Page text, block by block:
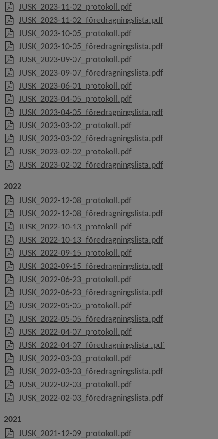
JUSK_2023-11-02_protokoll.pdf, 302.7 kB, öppnas i
JUSK_2023-11-02_föredragningslista.pdf, 113.3 kB,
JUSK_2023-10-05_protokoll.pdf, 256.5 kB, öppnas i
JUSK_2023-10-05_föredragningslista.pdf, 113.2 kB,
JUSK_2023-09-07_protokoll.pdf, 253.3 kB, öppnas i
JUSK_2023-09-07_föredragningslista.pdf, 108 kB,
JUSK_2023-06-01_protokoll.pdf, 190 kB, öppnas i nytt
JUSK_2023-04-05_protokoll.pdf, 233.9 kB, öppnas i
JUSK_2023-04-05_föredragningslista.pdf, 101 kB,
JUSK_2023-03-02_protokoll.pdf, 282.1 kB, öppnas i
JUSK_2023-03-02_föredragningslista.pdf, 105.5 kB,
JUSK_2023-02-02_protokoll.pdf, 242.2 kB, öppnas i
JUSK_2023-02-02_föredragningslista.pdf, 105.2 kB,
2022
JUSK_2022-12-08_protokoll.pdf, 269.7 kB, öppnas i
JUSK_2022-12-08_föredragningslista.pdf, 109.1 kB,
JUSK_2022-10-13_protokoll.pdf, 186.8 kB, öppnas i
JUSK_2022-10-13_föredragningslista.pdf, 91.5 kB,
JUSK_2022-09-15_protokoll.pdf, 252 kB, öppnas i nytt
JUSK_2022-09-15_föredragningslista.pdf, 109.5 kB,
JUSK_2022-06-23_protokoll.pdf, 195.9 kB, öppnas i
JUSK_2022-06-23_föredragningslista.pdf, 102.4 kB,
JUSK_2022-05-05_protokoll.pdf, 218.6 kB, öppnas i
JUSK_2022-05-05_föredragningslista.pdf, 104.2 kB,
JUSK_2022-04-07_protokoll.pdf, 253.1 kB, öppnas i
JUSK_2022-04-07_föredragningslista .pdf, 106.7 kB,
JUSK_2022-03-03_protokoll.pdf, 242.4 kB, öppnas i
JUSK_2022-03-03_föredragningslista.pdf, 100.5 kB,
JUSK_2022-02-03_protokoll.pdf, 270.2 kB, öppnas i
JUSK_2022-02-03_föredragningslista.pdf, 105 kB,
2021
JUSK_2021-12-09_protokoll.pdf, 207.5 kB, öppnas i